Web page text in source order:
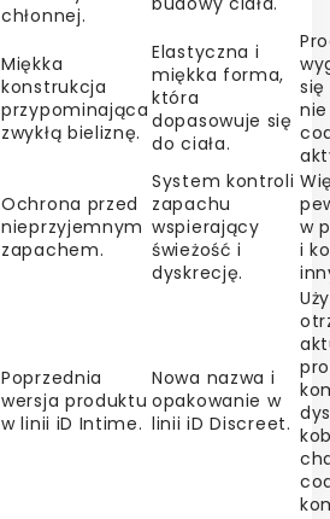
chłonnej.
Miękka
konstrukcja
przypominająca
zwykłą bieliznę.
Elastyczna i
miękka forma,
która
dopasowuje się
do ciała.
Ochrona przed
nieprzyjemnym
zapachem.
System kontroli
zapachu
wspierający
świeżość i
dyskrecję.
w
i
Poprzednia
wersja produktu
w linii iD Intime.
Nowa nazwa i
opakowanie w
linii iD Discreet.